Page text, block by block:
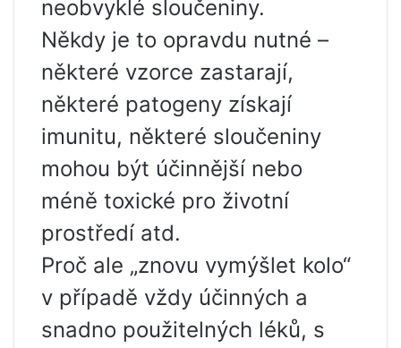
neobvyklé sloučeniny.
Někdy je to opravdu nutné –
některé vzorce zastarají,
některé patogeny získají
imunitu, některé sloučeniny
mohou být účinnější nebo
méně toxické pro životní
prostředí atd.
Proč ale „znovu vymýšlet kolo“
v případě vždy účinných a
snadno použitelných léků, s